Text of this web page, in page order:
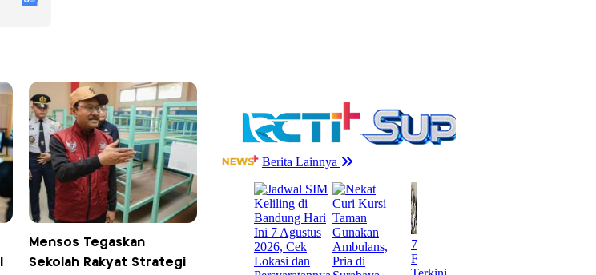
Mensos Tegaskan
Sekolah Rakyat Strategi